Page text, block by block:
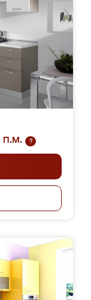
п.м.
?